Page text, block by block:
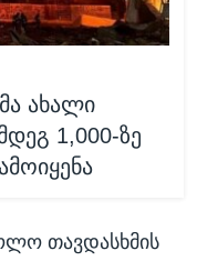
ახალი
1,000-ზე
თავდასხმის